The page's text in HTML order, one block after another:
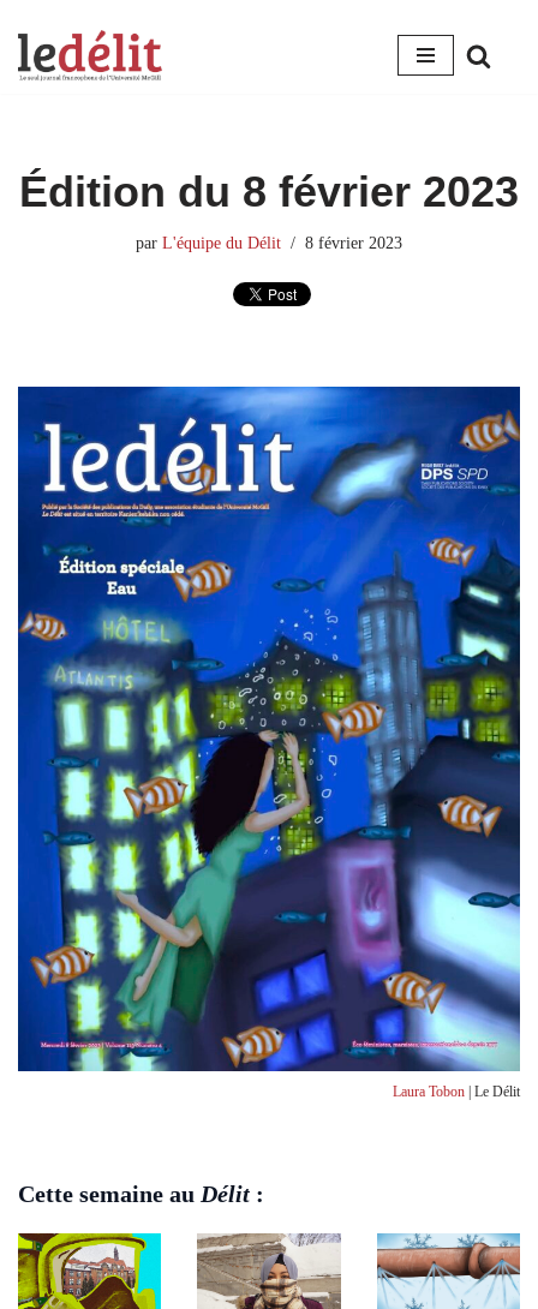
Aller
Édition du 8 février 2023
par L'équipe du Délit 8 février 2023
Laura Tobon | Le Délit
Cette semaine au Délit :